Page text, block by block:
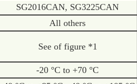
SG2016CAN, SG3225CAN
All others
See of figure *1
-20 °C to +70 °C